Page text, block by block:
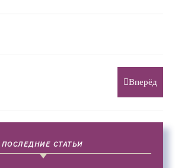
Вперёд
ПОСЛЕДНИЕ СТАТЬИ